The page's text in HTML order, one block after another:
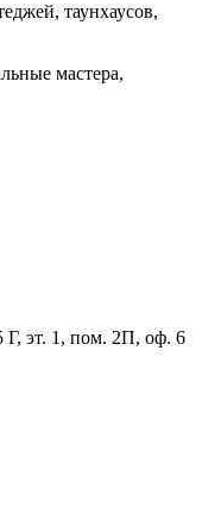
таунхаусов,
мастера,
Г, эт. 1, пом. 2П, оф. 6